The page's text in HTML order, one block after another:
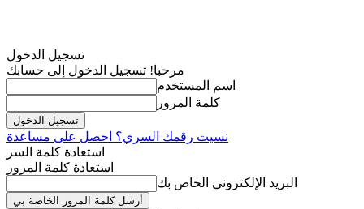
تسجيل الدخول
مرحبا! تسجيل الدخول إلى حسابك
اسم المستخدم
كلمة المرور
نسيت رقمك السري؟ احصل على مساعدة
استعادة كلمة السر
استعادة كلمة المرور
البريد الإلكتروني الخاص بك